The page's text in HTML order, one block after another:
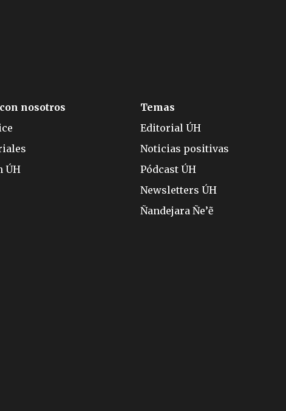
nosotros
ÚH
Temas
Editorial ÚH
Noticias positivas
Pódcast ÚH
Newsletters ÚH
Ñandejara Ñe’ẽ